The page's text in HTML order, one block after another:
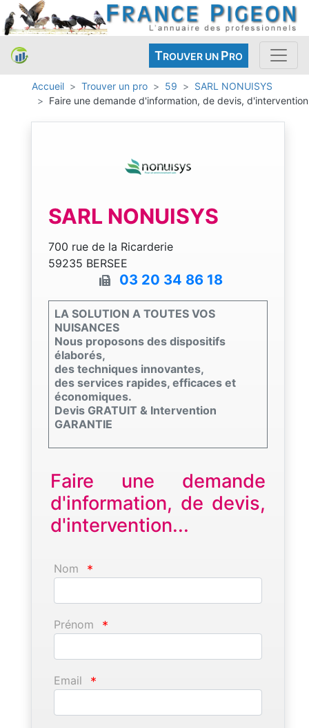
TROUVER UN PRO
Accueil Trouver un pro 59
SARL NONUISYS
Faire une demande d'information, de devis, d'intervention
SARL NONUISYS
700 rue de la Ricarderie
59235 BERSEE
03 20 34 86 18
LA SOLUTION A TOUTES VOS
NUISANCES
Nous proposons des dispositifs
élaborés,
des techniques innovantes,
des services rapides, efficaces et
économiques.
Devis GRATUIT & Intervention
GARANTIE
Faire une demande
d'information, de devis,
d'intervention...
Nom *
Prénom *
Email *